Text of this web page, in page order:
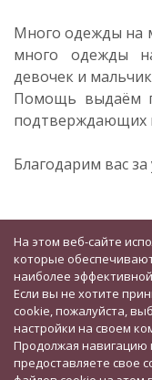
Много одежды на
много одежды
девочек и
Помощь выдаём
подтверждающих
Благодарим вас
На этом веб-сайте
которые
наиболее
Если вы не хотите
cookie, пожалуйста,
настройки на своем
Продолжая навигацию
предоставляете свое